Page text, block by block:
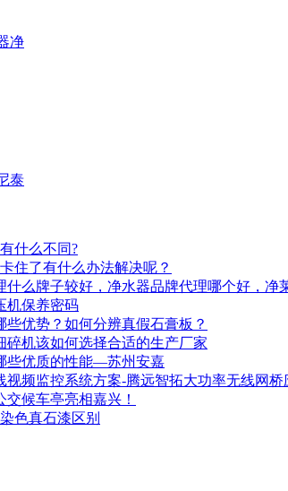
净
泰
什么不同?
住了有什么办法解决呢？
什么牌子较好，净水器品牌代理哪个好，净
机保养密码
些优势？如何分辨真假石膏板？
碎机该如何选择合适的生产厂家
些优质的性能—苏州安嘉
视频监控系统方案-腾远智拓大功率无线网桥
候车亭亮相嘉兴！
色真石漆区别